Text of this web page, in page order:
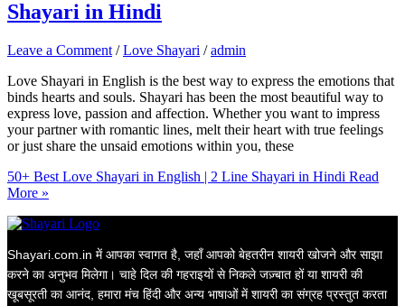
Shayari in Hindi
Leave a Comment /Love Shayari /admin
Love Shayari in English is the best way to express the emotions that
binds hearts and souls. Shayari has been the most beautiful way to
express love, passion and affection. Whether you want to impress
your partner with romantic lines, melt their heart with true feelings
or just share the unsaid emotions within you, these
50+ Best Love Shayari in English | 2 Line Shayari in Hindi Read
More »
Shayari.com.in में आपका स्वागत है, जहाँ आपको बेहतरीन शायरी खोजने और साझा
करने का अनुभव मिलेगा। चाहे दिल की गहराइयों से निकले जज़्बात हों या शायरी की
खूबसूरती का आनंद, हमारा मंच हिंदी और अन्य भाषाओं में शायरी का संग्रह प्रस्तुत करता